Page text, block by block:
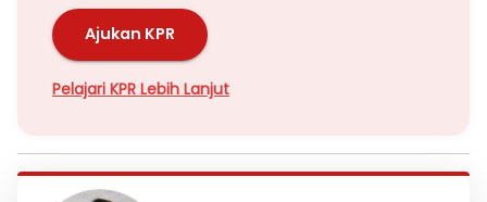
Ajukan KPR
Pelajari KPR Lebih Lanjut